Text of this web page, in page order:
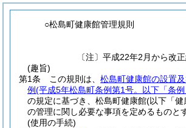
○松島町健康館管理規則
〔注〕平成22年2月から改
(趣旨)
第1条
この規則は、 松島町健康館の設置
例(平成5年松島町条例第1号。以下「条
の規定に基づき、松島町健康館(以下「健
の管理に関し必要な事項を定めるものと
(使用の手続)